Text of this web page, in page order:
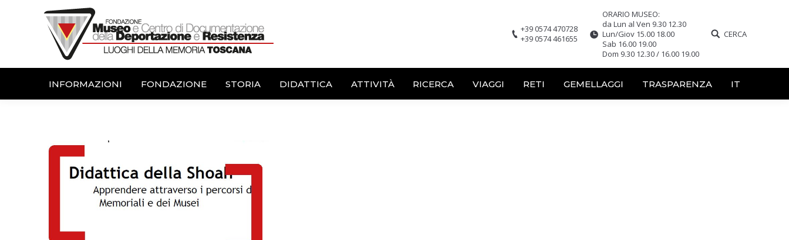
+39 0574 470728
+39 0574 461655
ORARIO MUSEO:
da Lun al Ven 9.30 12.30
Lun/Giov 15.00 18.00
Sab 16.00 19.00
Dom 9.30 12.30 / 16.00 19.00
CERCA
INFORMAZIONI FONDAZIONE STORIA DIDATTICA ATTIVITÀ RICERCA VIAGGI RETI GEMELLAGGI TRASPARENZA IT